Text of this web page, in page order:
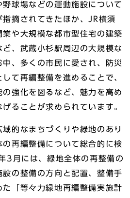
球場などの運動施設について
摘されてきたほか、JR横須
や大規模な都市型住宅の建築
ど、武蔵小杉駅周辺の大規模な
、多くの市民に愛され、防災
て再編整備を進めることで、
強化を図るなど、魅力を高め
ることが求められています。
的なまちづくりや緑地のあり
再編整備について総合的に検
3月には、緑地全体の再整備の
の整備の方向と配置、整備手
た「等々力緑地再編整備実施計